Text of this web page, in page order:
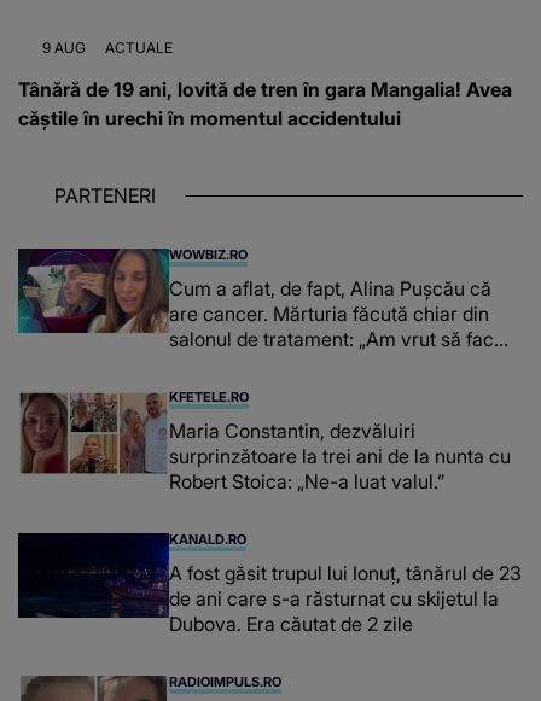
9 AUG ACTUALE
Tânără de 19 ani, lovită de tren în gara Mangalia! Avea
căștile în urechi în momentul accidentului
PARTENERI
WOWBIZ.RO
Cum a aflat, de fapt, Alina Pușcău că
are cancer. Mărturia făcută chiar din
salonul de tratament: „Am vrut să fac
înțepe sânul”
KFETELE.RO
Maria Constantin, dezvăluiri
surprinzătoare la trei ani de la nunta cu
Robert Stoica: „Ne-a luat valul.”
KANALD.RO
A fost găsit trupul lui Ionuț, tânărul de 23
de ani care s-a răsturnat cu skijetul la
Dubova. Era căutat de 2 zile
RADIOIMPULS.RO